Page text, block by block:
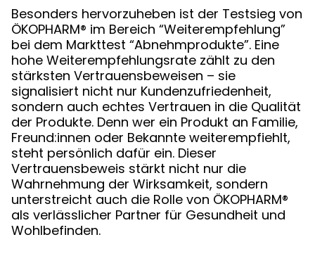
Besonders hervorzuheben ist der Testsieg von
ÖKOPHARM® im Bereich “Weiterempfehlung”
bei dem Markttest “Abnehmprodukte”. Eine
hohe Weiterempfehlungsrate zählt zu den
stärksten Vertrauensbeweisen – sie
signalisiert nicht nur Kundenzufriedenheit,
sondern auch echtes Vertrauen in die Qualität
der Produkte. Denn wer ein Produkt an Familie,
Freund:innen oder Bekannte weiterempfiehlt,
steht persönlich dafür ein. Dieser
Vertrauensbeweis stärkt nicht nur die
Wahrnehmung der Wirksamkeit, sondern
unterstreicht auch die Rolle von ÖKOPHARM®
als verlässlicher Partner für Gesundheit und
Wohlbefinden.